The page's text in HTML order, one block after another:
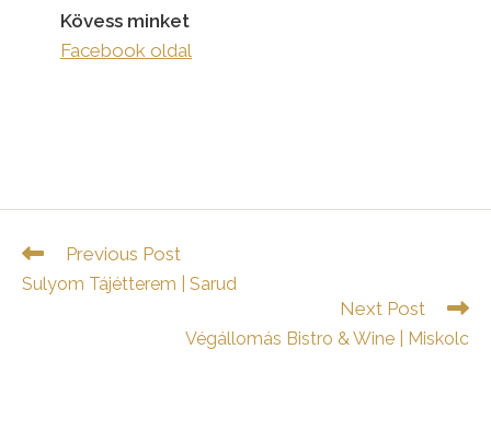
Kövess minket
Facebook oldal
Read
articles
Previous Post
Sulyom Tájétterem | Sarud
Next Post
Végállomás Bistro & Wine | Miskolc